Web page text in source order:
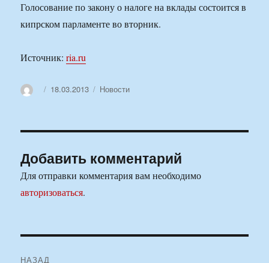
Голосование по закону о налоге на вклады состоится в
кипрском парламенте во вторник.
Источник:ria.ru
АвторОпубликовано
18.03.2013 Рубрики
Новости
Добавить комментарий
Для отправки комментария вам необходимо
авторизоваться.
НАЗАД